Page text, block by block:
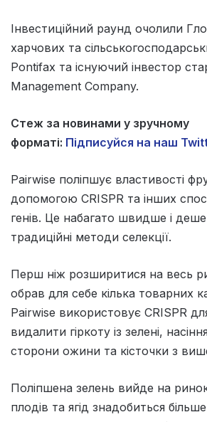
Інвестиційний раунд очолили
харчових та
Pontifax та існуючий інвестор
Management Company.
Стеж за новинами у зручному
форматі: Підписуйся на наш
Pairwise поліпшує властивості
допомогою CRISPR та інших
генів. Це набагато швидше і
традиційні методи селекції.
Перш ніж розширитися на весь
обрав для себе кілька товарних
Pairwise використовує CRISPR
видалити гіркоту із зелені,
сторони ожини та кісточки з
Поліпшена зелень вийде на
плодів та ягід знадобиться